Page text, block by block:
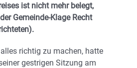
ist nicht mehr belegt,
Gemeinde-Klage Recht
richtig zu machen, hatte
gestrigen Sitzung am